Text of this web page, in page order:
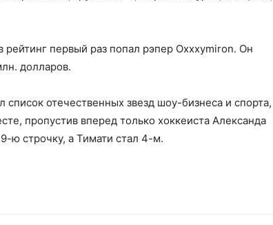
рейтинг первый раз попал рэпер Oxxxymiron. Он
долларов.
отечественных звезд шоу-бизнеса и спорта,
пропустив вперед только хоккеиста Александа
ю строчку, а Тимати стал 4-м.